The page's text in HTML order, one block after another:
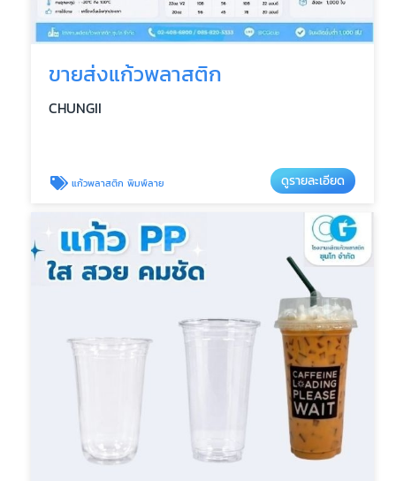
ขายส่งแก้วพลาสติก
CHUNGII
แก้วพลาสติก พิมพ์ลาย ดูรายละเอียด